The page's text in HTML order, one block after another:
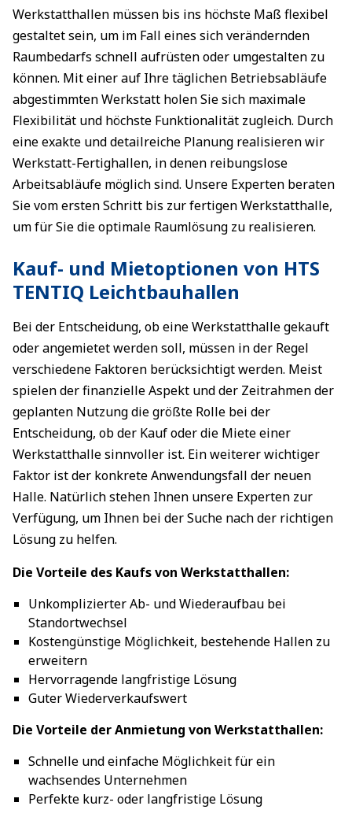
Werkstatthallen müssen bis ins höchste Maß flexibel
gestaltet sein, um im Fall eines sich verändernden
Raumbedarfs schnell aufrüsten oder umgestalten zu
können. Mit einer auf Ihre täglichen Betriebsabläufe
abgestimmten Werkstatt holen Sie sich maximale
Flexibilität und höchste Funktionalität zugleich. Durch
eine exakte und detailreiche Planung realisieren wir
Werkstatt-Fertighallen, in denen reibungslose
Arbeitsabläufe möglich sind. Unsere Experten beraten
Sie vom ersten Schritt bis zur fertigen Werkstatthalle,
um für Sie die optimale Raumlösung zu realisieren.
Kauf- und Mietoptionen von HTS
TENTIQ Leichtbauhallen
Bei der Entscheidung, ob eine Werkstatthalle gekauft
oder angemietet werden soll, müssen in der Regel
verschiedene Faktoren berücksichtigt werden. Meist
spielen der finanzielle Aspekt und der Zeitrahmen der
geplanten Nutzung die größte Rolle bei der
Entscheidung, ob der Kauf oder die Miete einer
Werkstatthalle sinnvoller ist. Ein weiterer wichtiger
Faktor ist der konkrete Anwendungsfall der neuen
Halle. Natürlich stehen Ihnen unsere Experten zur
Verfügung, um Ihnen bei der Suche nach der richtigen
Lösung zu helfen.
Die Vorteile des Kaufs von Werkstatthallen:
Unkomplizierter Ab- und Wiederaufbau bei
Standortwechsel
Kostengünstige Möglichkeit, bestehende Hallen zu
erweitern
Hervorragende langfristige Lösung
Guter Wiederverkaufswert
Die Vorteile der Anmietung von Werkstatthallen:
Schnelle und einfache Möglichkeit für ein
wachsendes Unternehmen
Perfekte kurz- oder langfristige Lösung